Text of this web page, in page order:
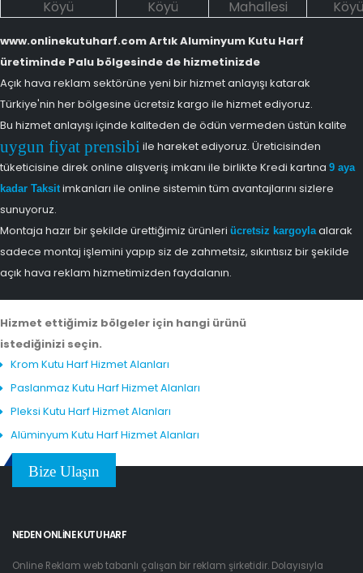
Köyü
Köyü
Mahallesi
Köyü
www.onlinekutuharf.com Artık Aluminyum Kutu Harf
üretiminde Palu bölgesinde de hizmetinizde
Açık hava reklam sektörüne yeni bir hizmet anlayışı katarak
Türkiye'nin her bölgesine ücretsiz kargo ile hizmet ediyoruz.
Bu hizmet anlayışı içinde kaliteden de ödün vermeden üstün kalite
uygun fiyat prensibi ile hareket ediyoruz. Üreticisinden
tüketicisine direk online alışveriş imkanı ile birlikte Kredi kartına 9 aya
kadar Taksitimkanları ile online sistemin tüm avantajlarını sizlere
sunuyoruz.
Montaja hazır bir şekilde ürettiğimiz ürünleri ücretsiz kargoylaalarak
sadece montaj işlemini yapıp siz de zahmetsiz, sıkıntısız bir şekilde
açık hava reklam hizmetimizden faydalanın.
Hizmet ettiğimiz bölgeler için hangi ürünü
istediğinizi seçin.
Krom Kutu Harf Hizmet Alanları
Paslanmaz Kutu Harf Hizmet Alanları
Pleksi Kutu Harf Hizmet Alanları
Alüminyum Kutu Harf Hizmet Alanları
Bize Ulaşın
NEDEN ONLINE KUTU HARF
Online Reklam web tabanlı çalışan bir reklam şirketidir. Dolayısıyla